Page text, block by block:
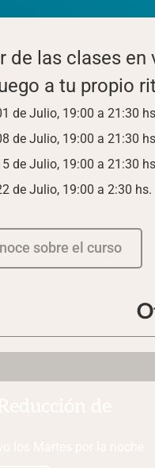
de las clases
a tu propio
de Julio, 19:00 a 21:30
de Julio, 19:00 a 21:30
de Julio, 19:00 a 21:30
de Julio, 19:00 a 2:30 hs.
sobre el curso